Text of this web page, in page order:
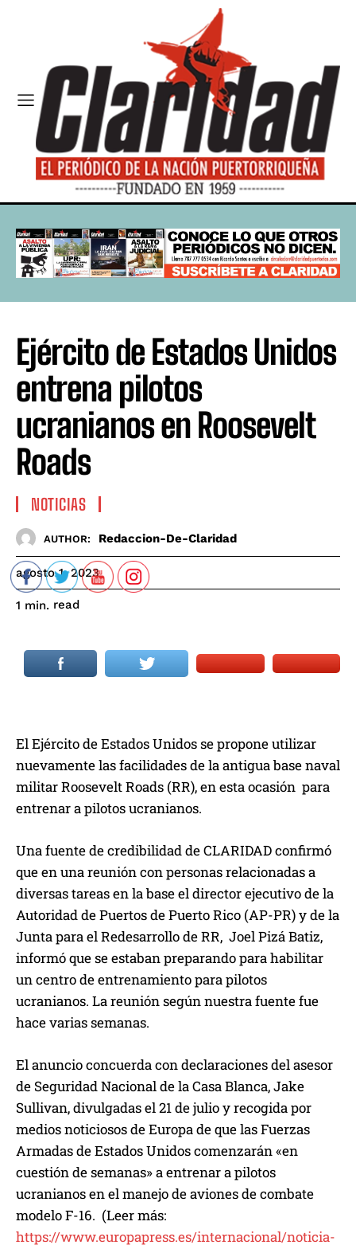
Ejército de Estados Unidos
entrena pilotos
ucranianos en Roosevelt
Roads
NOTICIAS
AUTHOR: Redaccion-De-Claridad
agosto 1, 2023
1 min. read
El Ejército de Estados Unidos se propone utilizar
nuevamente las facilidades de la antigua base naval
militar Roosevelt Roads (RR), en esta ocasión para
entrenar a pilotos ucranianos.
Una fuente de credibilidad de CLARIDAD confirmó
que en una reunión con personas relacionadas a
diversas tareas en la base el director ejecutivo de la
Autoridad de Puertos de Puerto Rico (AP-PR) y de la
Junta para el Redesarrollo de RR, Joel Pizá Batiz,
informó que se estaban preparando para habilitar
un centro de entrenamiento para pilotos
ucranianos. La reunión según nuestra fuente fue
hace varias semanas.
El anuncio concuerda con declaraciones del asesor
de Seguridad Nacional de la Casa Blanca, Jake
Sullivan, divulgadas el 21 de julio y recogida por
medios noticiosos de Europa de que las Fuerzas
Armadas de Estados Unidos comenzarán «en
cuestión de semanas» a entrenar a pilotos
ucranianos en el manejo de aviones de combate
modelo F-16. (Leer más:
https://www.europapress.es/internacional/noticia-